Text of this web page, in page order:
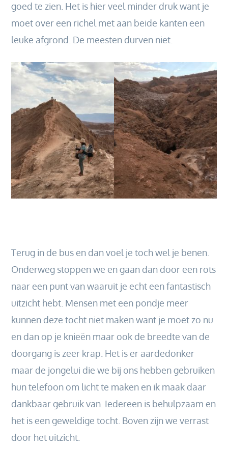
goed te zien. Het is hier veel minder druk want je
moet over een richel met aan beide kanten een
leuke afgrond. De meesten durven niet.
Terug in de bus en dan voel je toch wel je benen.
Onderweg stoppen we en gaan dan door een rots
naar een punt van waaruit je echt een fantastisch
uitzicht hebt. Mensen met een pondje meer
kunnen deze tocht niet maken want je moet zo nu
en dan op je knieën maar ook de breedte van de
doorgang is zeer krap. Het is er aardedonker
maar de jongelui die we bij ons hebben gebruiken
hun telefoon om licht te maken en ik maak daar
dankbaar gebruik van. Iedereen is behulpzaam en
het is een geweldige tocht. Boven zijn we verrast
door het uitzicht.